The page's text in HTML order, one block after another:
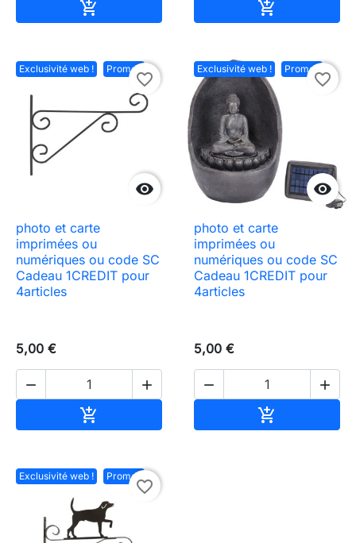
 
Exclusivité web ! Promo !

favorite_border
photo et carte
imprimées ou
numériques ou code SC
Cadeau 1CREDIT pour
4articles
5,00 €
 

Exclusivité web ! Promo !

favorite_border
photo et carte
imprimées ou
numériques ou code SC
Cadeau 1CREDIT pour
4articles
5,00 €
 

Exclusivité web ! Promo !
favorite_border